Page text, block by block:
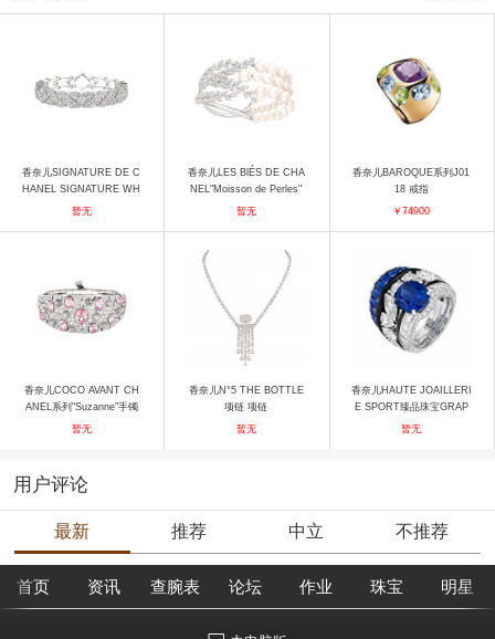
香奈儿SIGNATURE DE C
HANEL SIGNATURE WH
ITE TIE"Signature White
暂无
香奈儿LES BlÉS DE CHA
NEL"Moisson de Perles"
项链 手镯
暂无
香奈儿BAROQUE系列J01
18 戒指
￥74900
香奈儿COCO AVANT CH
ANEL系列"Suzanne"手镯
手镯
暂无
香奈儿N°5 THE BOTTLE
项链 项链
暂无
香奈儿HAUTE JOAILLERI
E SPORT臻品珠宝GRAP
HIC LINE GRAPHIC LIN
暂无
用户评论
最新 推荐 中立 不推荐
首页 资讯 查腕表 论坛 作业 珠宝 明星